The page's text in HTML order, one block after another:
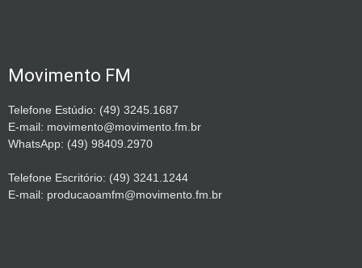
Movimento FM
Telefone Estúdio: (49) 3245.1687
E-mail: movimento@movimento.fm.br
WhatsApp: (49) 98409.2970
Telefone Escritório: (49) 3241.1244
E-mail: producaoamfm@movimento.fm.br